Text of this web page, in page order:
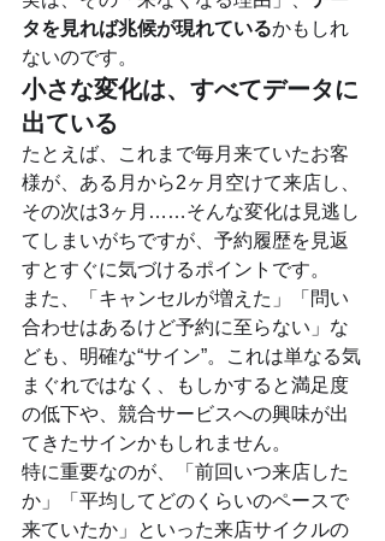
タを見れば兆候が現れているかもしれ
ないのです。
小さな変化は、すべてデータに
出ている
たとえば、これまで毎月来ていたお客
様が、ある月から2ヶ月空けて来店し、
その次は3ヶ月……そんな変化は見逃し
てしまいがちですが、予約履歴を見返
すとすぐに気づけるポイントです。
また、「キャンセルが増えた」「問い
合わせはあるけど予約に至らない」な
ども、明確な“サイン”。これは単なる気
まぐれではなく、もしかすると満足度
の低下や、競合サービスへの興味が出
てきたサインかもしれません。
特に重要なのが、「前回いつ来店した
か」「平均してどのくらいのペースで
来ていたか」といった来店サイクルの